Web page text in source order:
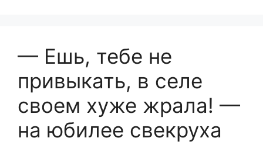
— Ешь, тебе не
привыкать, в селе
своем хуже жрала! —
на юбилее свекруха